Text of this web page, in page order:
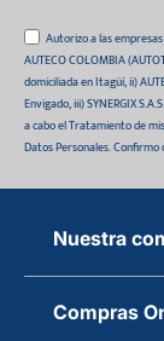
Autorizo a las
AUTECO COLOMBIA
domiciliada en Itagüí, ii)
Envigado, iii) SYNERGIX
a cabo el Tratamiento de
Datos Personales.
Nuestra
Quiénes
Auteco
Compras